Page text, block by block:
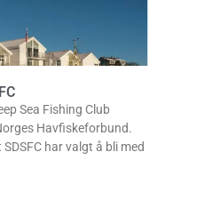
Sea Fishing Club
Havfiskeforbund.
har valgt å bli med